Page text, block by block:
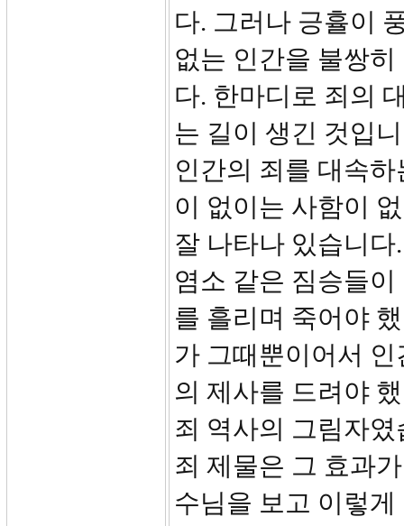
다. 그러나 긍휼이
없는 인간을 불쌍
다. 한마디로 죄의
는 길이 생긴 것입
인간의 죄를 대속
이 없이는 사함이
잘 나타나 있습니
염소 같은 짐승들
를 흘리며 죽어야
가 그때뿐이어서
의 제사를 드려야
죄 역사의 그림자
죄 제물은 그 효과
수님을 보고 이렇